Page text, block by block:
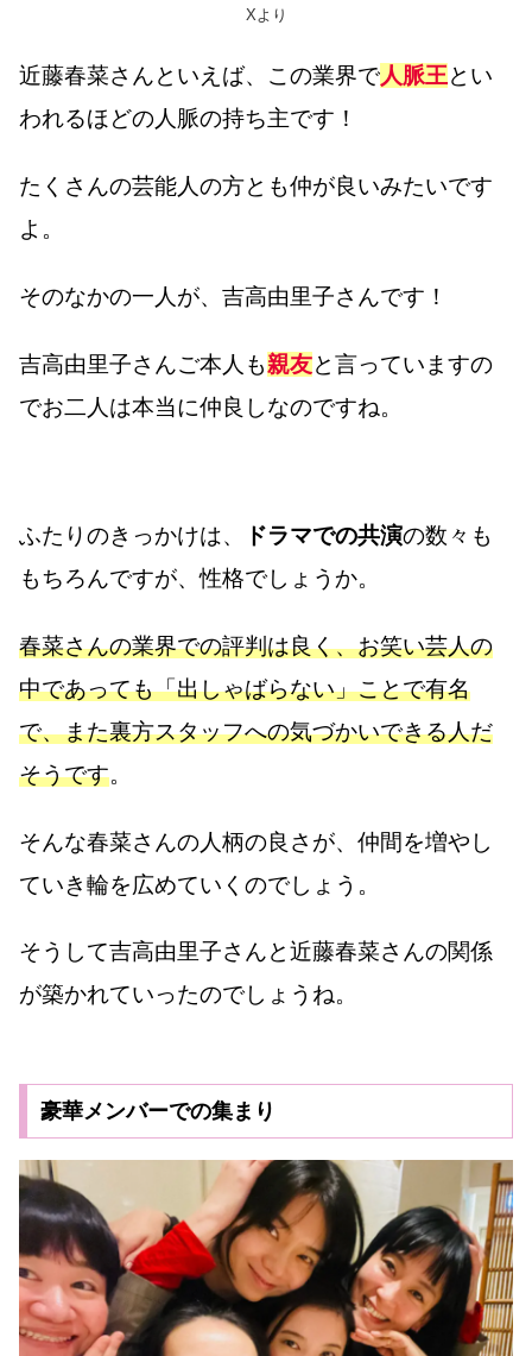
Xより
近藤春菜さんといえば、この業界で人脈王とい
われるほどの人脈の持ち主です！
たくさんの芸能人の方とも仲が良いみたいです
よ。
そのなかの一人が、吉高由里子さんです！
吉高由里子さんご本人も親友と言っていますの
でお二人は本当に仲良しなのですね。
ふたりのきっかけは、 ドラマでの共演の数々も
もちろんですが、性格でしょうか。
春菜さんの業界での評判は良く、お笑い芸人の
中であっても「出しゃばらない」ことで有名
で、また裏方スタッフへの気づかいできる人だ
そうです。
そんな春菜さんの人柄の良さが、仲間を増やし
ていき輪を広めていくのでしょう。
そうして吉高由里子さんと近藤春菜さんの関係
が築かれていったのでしょうね。
豪華メンバーでの集まり